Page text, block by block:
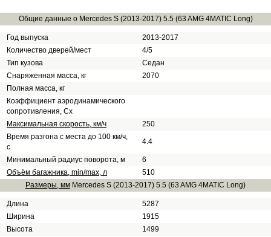
Общие данные о Mercedes S (2013-2017) 5.5 (63 AMG 4MATIC Long)
Год выпуска
2013-2017
Количество дверей/мест
4/5
Тип кузова
Седан
Снаряженная масса, кг
2070
Полная масса, кг
Коэффициент аэродинамического
сопротивления, Сх
Максимальная скорость, км/ч
250
Время разгона с места до 100 км/ч,
с
4.4
Минимальный радиус поворота, м
6
Объём багажника, min/max, л
510
Размеры, мм Mercedes S (2013-2017) 5.5 (63 AMG 4MATIC Long)
Длина
5287
Ширина
1915
Высота
1499